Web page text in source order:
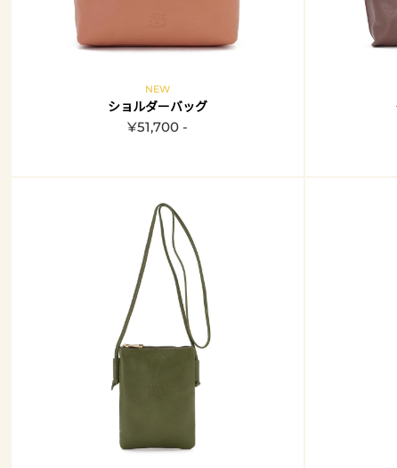
NEW
ショルダーバッグ
¥51,700 -